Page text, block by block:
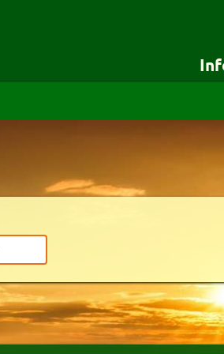
Startseite
Newsletter
Testshop
Zuverlässigkeit